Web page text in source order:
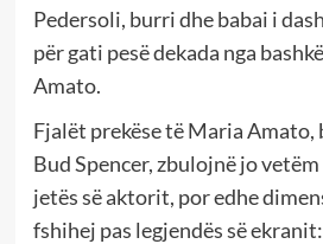
Pedersoli, burri dhe babai i
për gati pesë dekada nga
Amato.
Fjalët prekëse të Maria Amato,
Bud Spencer, zbulojnë jo
jetës së aktorit, por edhe
fshihej pas legjendës së ekranit: